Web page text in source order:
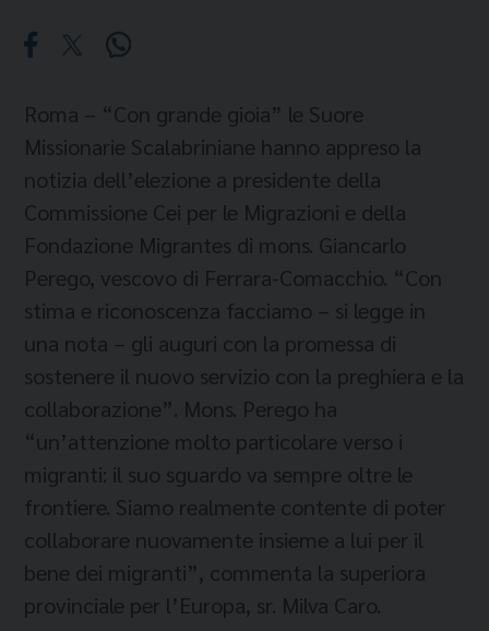
Roma – “Con grande gioia” le Suore
Missionarie Scalabriniane hanno appreso la
notizia dell’elezione a presidente della
Commissione Cei per le Migrazioni e della
Fondazione Migrantes di mons. Giancarlo
Perego, vescovo di Ferrara-Comacchio. “Con
stima e riconoscenza facciamo – si legge in
una nota – gli auguri con la promessa di
sostenere il nuovo servizio con la preghiera e la
collaborazione”. Mons. Perego ha
“un’attenzione molto particolare verso i
migranti: il suo sguardo va sempre oltre le
frontiere. Siamo realmente contente di poter
collaborare nuovamente insieme a lui per il
bene dei migranti”, commenta la superiora
provinciale per l’Europa, sr. Milva Caro.